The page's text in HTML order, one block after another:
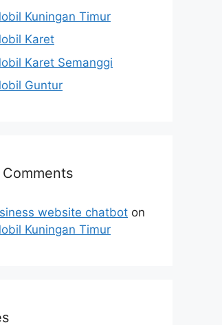
Kuningan Timur
Karet
Karet Semanggi
Guntur
website chatbot on
Kuningan Timur